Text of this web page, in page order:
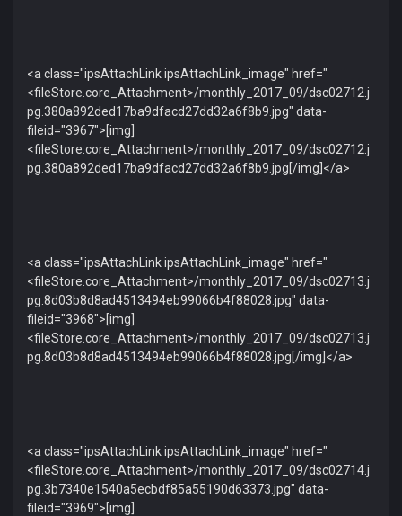
<a class="ipsAttachLink ipsAttachLink_image" href="
<fileStore.core_Attachment>/monthly_2017_09/dsc02712.j
pg.380a892ded17ba9dfacd27dd32a6f8b9.jpg" data-
fileid="3967">[img]
<fileStore.core_Attachment>/monthly_2017_09/dsc02712.j
pg.380a892ded17ba9dfacd27dd32a6f8b9.jpg[/img]</a>
<a class="ipsAttachLink ipsAttachLink_image" href="
<fileStore.core_Attachment>/monthly_2017_09/dsc02713.j
pg.8d03b8d8ad4513494eb99066b4f88028.jpg" data-
fileid="3968">[img]
<fileStore.core_Attachment>/monthly_2017_09/dsc02713.j
pg.8d03b8d8ad4513494eb99066b4f88028.jpg[/img]</a>
<a class="ipsAttachLink ipsAttachLink_image" href="
<fileStore.core_Attachment>/monthly_2017_09/dsc02714.j
pg.3b7340e1540a5ecbdf85a55190d63373.jpg" data-
fileid="3969">[img]